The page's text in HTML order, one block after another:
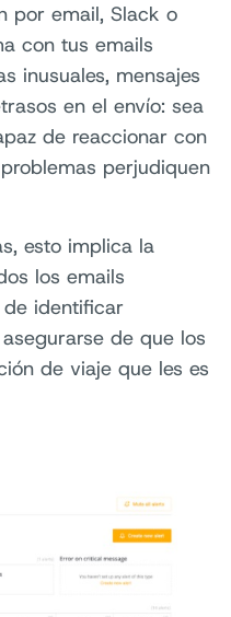
por email, Slack o
con tus emails
inusuales, mensajes
en el envío: sea
de reaccionar con
perjudiquen
esto implica la
los emails
de identificar
de que los
de viaje que les es